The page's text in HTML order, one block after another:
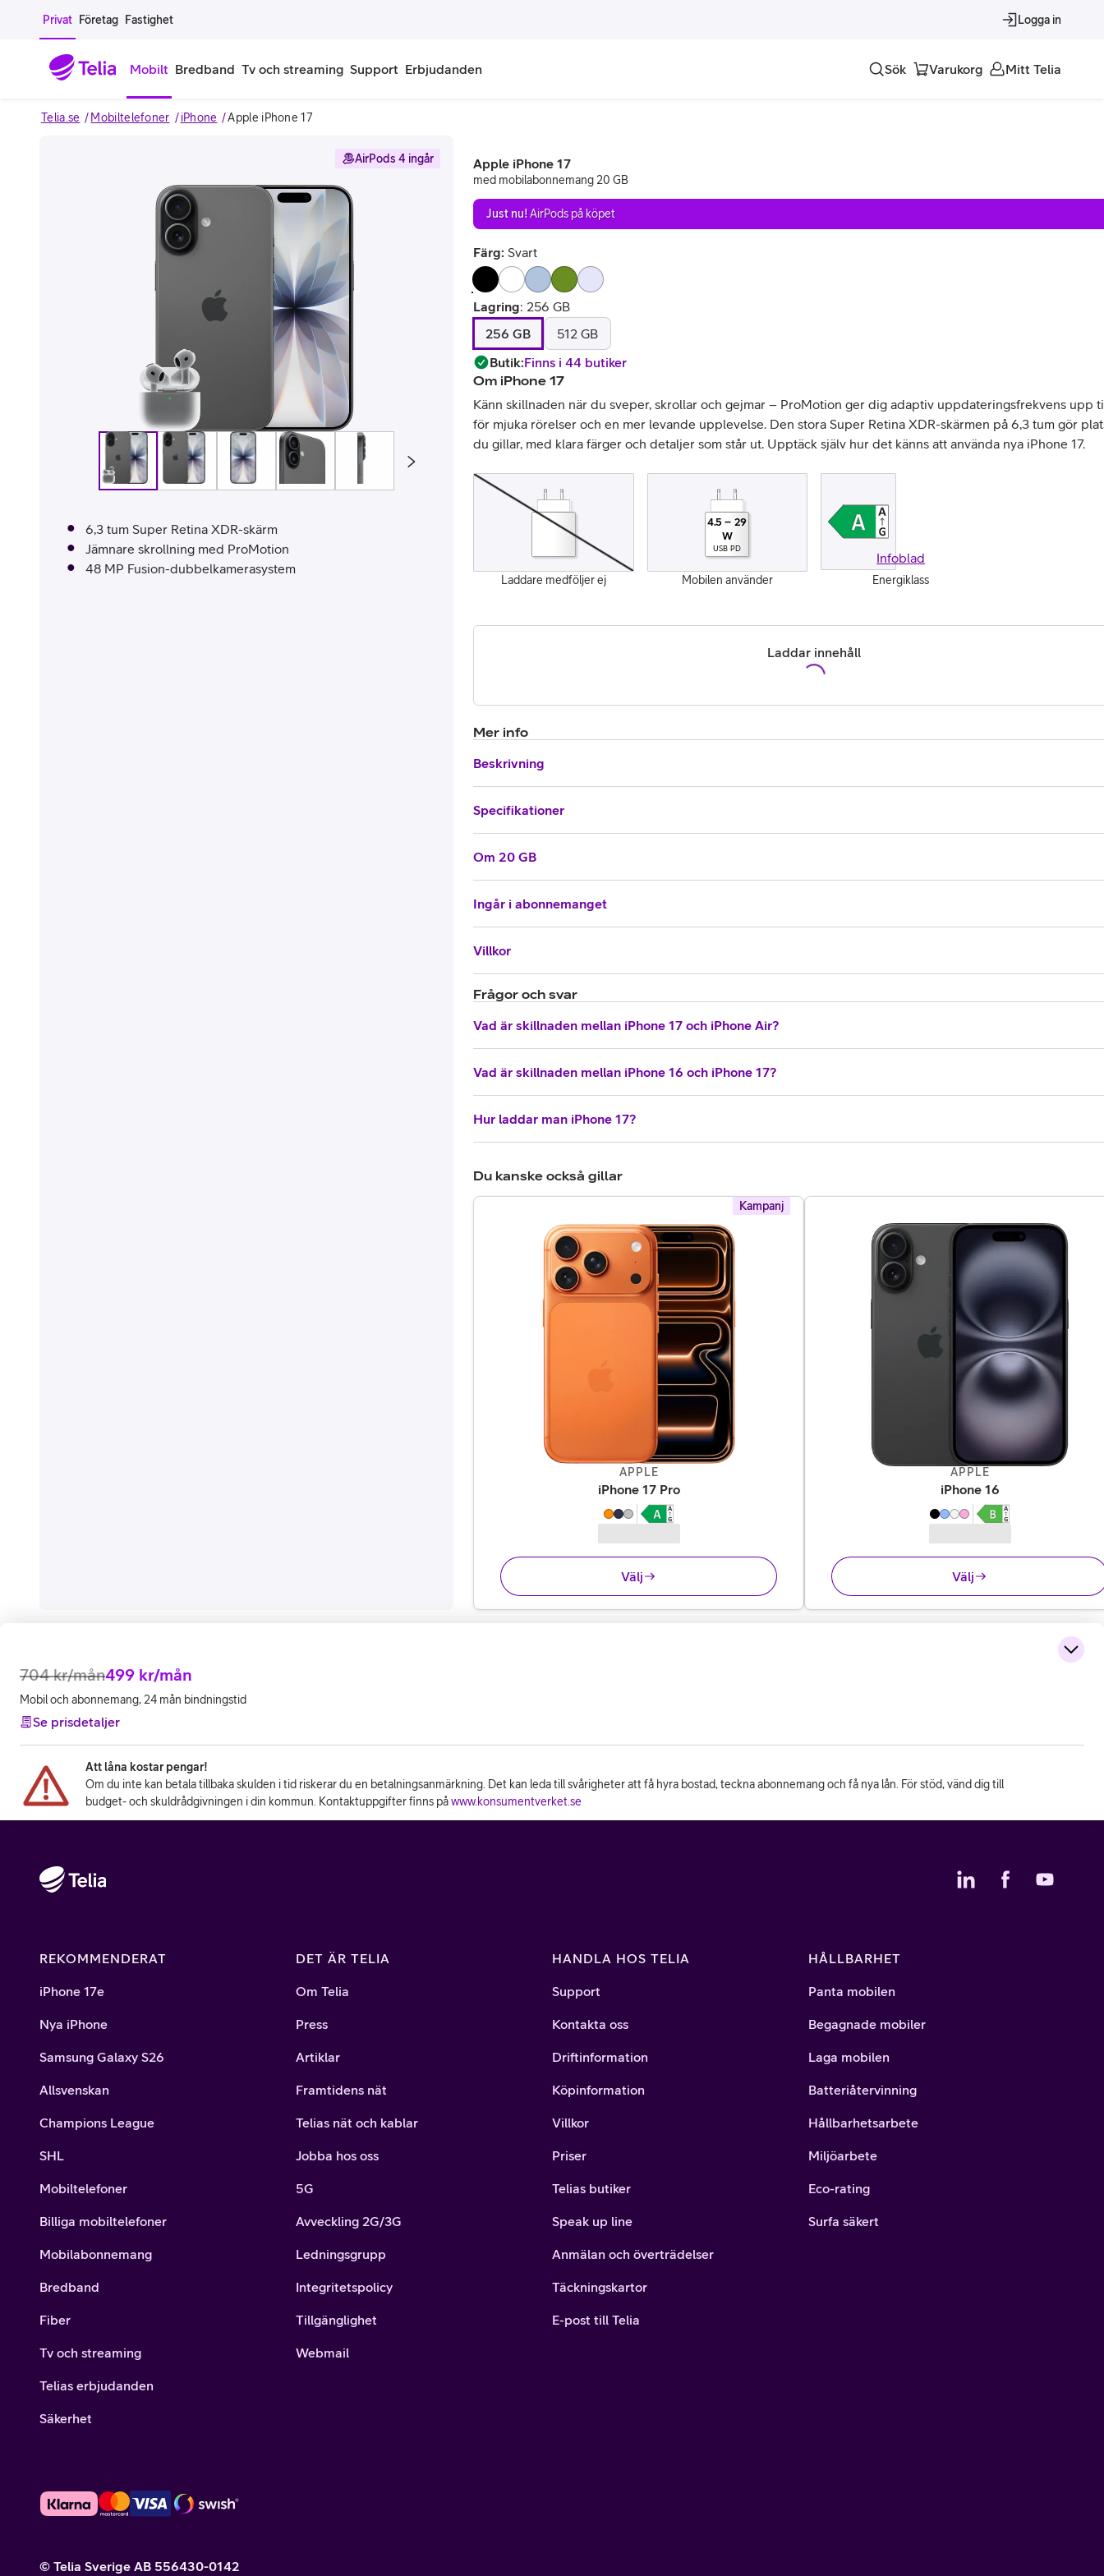
Gå till sidans innehåll
Privat Företag Fastighet Logga in
Mobilt
Billiga mobiltelefoner
Familjeabonnemang
Extra användare
Mobilabonnemang för pensionär
Köp kontantkort
Ladda kontantkort
Registrera kontantkort
Smartwatches
Bredband Tv och streaming Support Erbjudanden Sök Varukorg Mitt Telia
Telia.se Mobiltelefoner iPhone Apple iPhone 17
Apple iPhone 17
med mobilabonnemang 20 GB
Just nu!AirPods på köpet
AirPods 4 ingår
6,3 tum Super Retina XDR-skärm
Jämnare skrollning med ProMotion
48 MP Fusion-dubbelkamerasystem
Färg: Svart
Lagring: 256 GB
256 GB
512 GB
Butik:Finns i 44 butiker
Om iPhone 17
Känn skillnaden när du sveper, skrollar och gejmar – ProMotion ger dig adaptiv uppdateringsfrekvens upp
för mjuka rörelser och en mer levande upplevelse. Den stora Super Retina XDR-skärmen på 6,3 tum gör
du gillar, med klara färger och detaljer som står ut. Upptäck själv hur det känns att använda nya iPhone 17.
Laddare medföljer ej Mobilen använder
4.5 – 29
W
USB PD
Energiklass
Infoblad
Laddar innehåll
Mer info
Beskrivning
Specifikationer
Om 20 GB
Ingår i abonnemanget
Villkor
Frågor och svar
Vad är skillnaden mellan iPhone 17 och iPhone Air?
Vad är skillnaden mellan iPhone 16 och iPhone 17?
Hur laddar man iPhone 17?
Du kanske också gillar
Kampanj
APPLE
iPhone 17 Pro,
Välj
APPLE
iPhone 16,
Välj
704 kr/mån499 kr/mån
Mobil och abonnemang, 24 mån bindningstid
Se prisdetaljer
Att låna kostar pengar!
Om du inte kan betala tillbaka skulden i tid riskerar du en betalningsanmärkning. Det kan leda till svårigheter att få hyra bostad, teckna abonnemang och få nya lån. För stöd, vänd dig till
budget- och skuldrådgivningen i din kommun. Kontaktuppgifter finns påwww.konsumentverket.se
REKOMMENDERAT
iPhone 17e
Nya iPhone
Samsung Galaxy S26
Allsvenskan
Champions League
SHL
Mobiltelefoner
Billiga mobiltelefoner
Mobilabonnemang
Bredband
Fiber
Tv och streaming
Telias erbjudanden
Säkerhet
DET ÄR TELIA
Om Telia
Press
Artiklar
Framtidens nät
Telias nät och kablar
Jobba hos oss
5G
Avveckling 2G/3G
Ledningsgrupp
Integritetspolicy
Tillgänglighet
Webmail
HANDLA HOS TELIA
Support
Kontakta oss
Driftinformation
Köpinformation
Villkor
Priser
Telias butiker
Speak up line
Anmälan och överträdelser
Täckningskartor
E-post till Telia
HÅLLBARHET
Panta mobilen
Begagnade mobiler
Laga mobilen
Batteriåtervinning
Hållbarhetsarbete
Miljöarbete
Eco-rating
Surfa säkert
© Telia Sverige AB 556430-0142